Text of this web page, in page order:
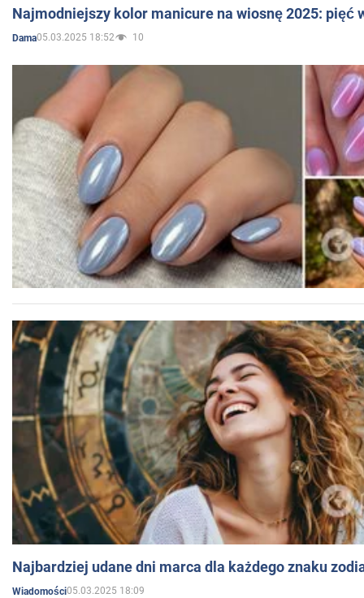
Najmodniejszy kolor manicure na wiosnę 2025: pięć
Dama05.03.2025 18:52 10
Najbardziej udane dni marca dla każdego znaku
Wiadomości05.03.2025 18:09